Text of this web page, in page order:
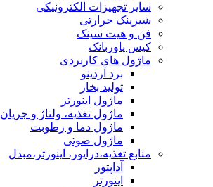
سایر تجهیزات الکترونیکی
شیرینک حرارتی
فن و هیت سینک
کیس پاوربانک
ماژول های کاربردی
برد آردینو
تولید بخار
ماژول اینورتر
ماژول تغذیه، ولتاژ و جریان
ماژول دما و رطوبت
ماژول صوتی
منابع تغذیه،درایور، اینورتر،مبدل
آداپتور
اینورتر